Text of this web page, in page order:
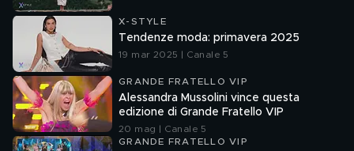
X-STYLE
Tendenze moda: primavera 2025
19 mar 2025 | Canale 5
GRANDE FRATELLO VIP
Alessandra Mussolini vince questa
edizione di Grande Fratello VIP
20 mag | Canale 5
GRANDE FRATELLO VIP